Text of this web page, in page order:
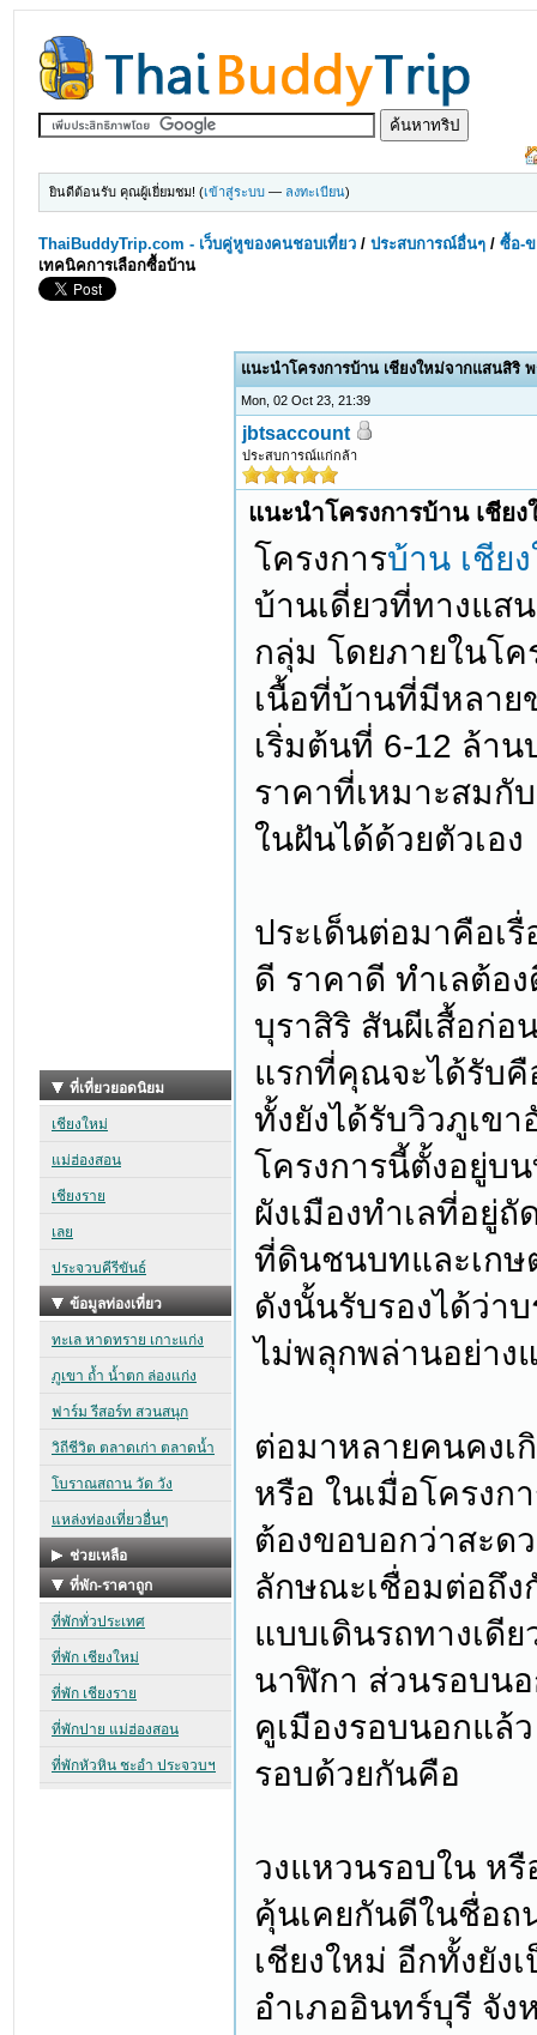
ยินดีต้อนรับ คุณผู้เยี่ยมชม! (เข้าสู่ระบบ — ลงทะเบียน)
ThaiBuddyTrip.com - เว็บคู่หูของคนชอบเที่ยว /ประสบการณ์อื่นๆ /ซื้อ-ข
เทคนิคการเลือกซื้อบ้าน
แนะนำโครงการบ้าน เชียงใหม่จากแสนสิริ
Mon, 02 Oct 23, 21:39
jbtsaccount
ประสบการณ์แก่กล้า
แนะนำโครงการบ้าน เชีย
โครงการบ้าน เชีย
บ้านเดี่ยวที่ทางแส
กลุ่ม โดยภายในโ
เนื้อที่บ้านที่มีหลาย
เริ่มต้นที่ 6-12 ล้า
ราคาที่เหมาะสมกั
ในฝันได้ด้วยตัวเอง
ประเด็นต่อมาคือเ
ดี ราคาดี ทำเลต้อ
บุราสิริ สันผีเสื้อก่
แรกที่คุณจะได้รับคื
ทั้งยังได้รับวิวภูเข
โครงการนี้ตั้งอยู่บ
ผังเมืองทำเลที่อยู่ถั
ที่ดินชนบทและเกษ
ดังนั้นรับรองได้ว่า
ไม่พลุกพล่านอย่าง
ต่อมาหลายคนคงเ
หรือ ในเมื่อโครง
ต้องขอบอกว่าสะด
ลักษณะเชื่อมต่อถึง
แบบเดินรถทางเดี
นาฬิกา ส่วนรอบน
คูเมืองรอบนอกแล้
รอบด้วยกันคือ
วงแหวนรอบใน ห
คุ้นเคยกันดีในชื่อถ
เชียงใหม่ อีกทั้งยั
อำเภออินทร์บุรี จัง